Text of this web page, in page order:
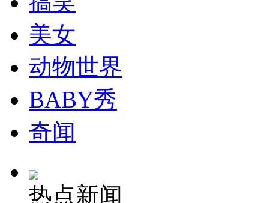
消防员救轻生者
司机酒驾遇交警 急速倒车逃窜
美女
动物世界
BABY秀
奇闻
热点新闻